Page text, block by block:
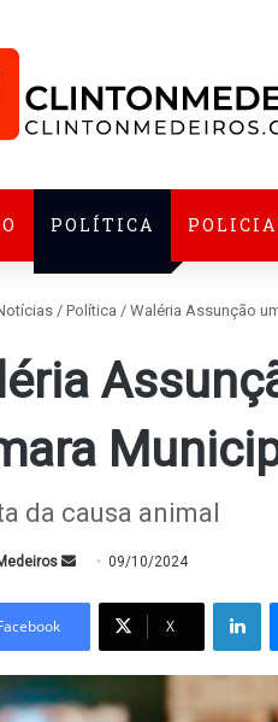
POLÍTICA
/ Política / Waléria Assunção
da causa animal
Mande
mail
09/10/2024
X